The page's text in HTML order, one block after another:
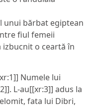
unui bărbat egiptean
fiul femeii
o ceartă în
Numele lui
L-au[[xr:3]] adus la
fata lui Dibri,